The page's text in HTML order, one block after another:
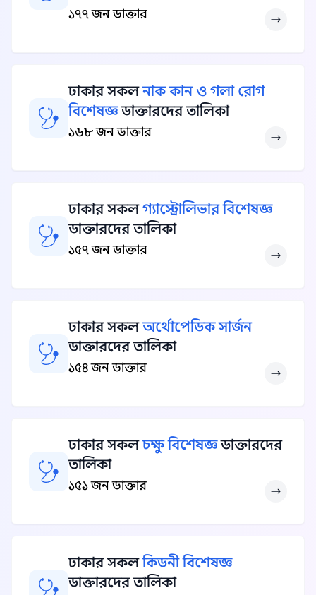
১৭৭ জন ডাক্তার
ঢাকার সকলনাক কান ও গলা রোগ
বিশেষজ্ঞডাক্তারদের তালিকা
১৬৮ জন ডাক্তার
ঢাকার সকলগ্যাস্ট্রোলিভার বিশেষজ্ঞ
ডাক্তারদের তালিকা
১৫৭ জন ডাক্তার
ঢাকার সকলঅর্থোপেডিক সার্জন
ডাক্তারদের তালিকা
১৫৪ জন ডাক্তার
ঢাকার সকলচক্ষু বিশেষজ্ঞডাক্তারদের
তালিকা
১৫১ জন ডাক্তার
ঢাকার সকলকিডনী বিশেষজ্ঞ
ডাক্তারদের তালিকা